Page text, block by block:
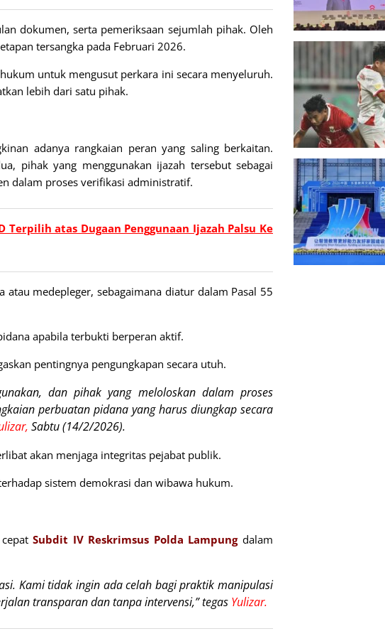
dokumen, serta pemeriksaan sejumlah pihak. Oleh
tersangka pada Februari 2026.
untuk mengusut perkara ini secara menyeluruh.
lebih dari satu pihak.
adanya rangkaian peran yang saling berkaitan.
pihak yang menggunakan ijazah tersebut sebagai
dalam proses verifikasi administratif.
Terpilih atas Dugaan Penggunaan Ijazah Palsu Ke
medepleger, sebagaimana diatur dalam Pasal 55
apabila terbukti berperan aktif.
pentingnya pengungkapan secara utuh.
dan pihak yang meloloskan dalam proses
perbuatan pidana yang harus diungkap secara
Sabtu (14/2/2026).
akan menjaga integritas pejabat publik.
sistem demokrasi dan wibawa hukum.
cepatSubdit IV Reskrimsus Polda Lampungdalam
Kami tidak ingin ada celah bagi praktik manipulasi
transparan dan tanpa intervensi,” tegas Yulizar.